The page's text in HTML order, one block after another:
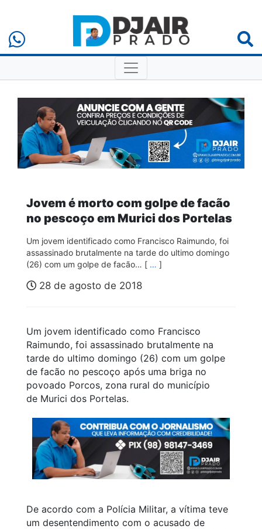
Jovem é morto com golpe de facão
no pescoço em Murici dos Portelas
Um jovem identificado como Francisco Raimundo, foi
assassinado brutalmente na tarde do ultimo domingo
(26) com um golpe de facão… [ … ]
28 de agosto de 2018
Um jovem identificado como Francisco
Raimundo, foi assassinado brutalmente na
tarde do ultimo domingo (26) com um golpe
de facão no pescoço após uma briga no
povoado Porcos, zona rural do município
de Murici dos Portelas.
De acordo com a Polícia Militar, a vítima teve
um desentendimento com o acusado de